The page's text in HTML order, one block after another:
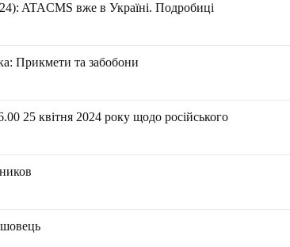
ATACMS вже в Україні. Подробиці
Прикмети та забобони
25 квітня 2024 року щодо російського